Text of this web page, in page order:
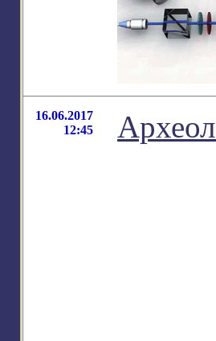
16.06.2017
12:45